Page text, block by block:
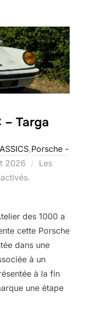
– Targa
,Porsche -
2026
Les
des 1000 a
cette Porsche
dans une
à un
à la fin
une étape